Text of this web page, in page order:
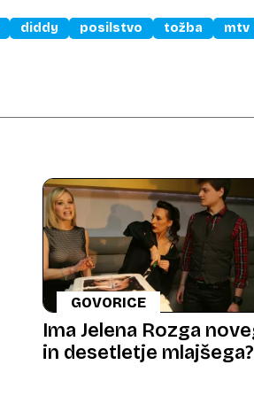
diddy posilstvo tožba mtv
GOVORICE
Ima Jelena Rozga
in desetletje mlajšega?